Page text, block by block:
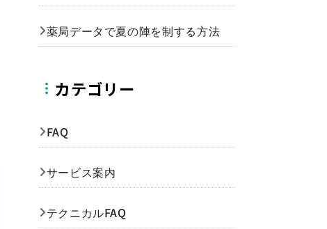
薬局データで夏の陣を制する方法
カテゴリー
FAQ
サービス案内
テクニカルFAQ